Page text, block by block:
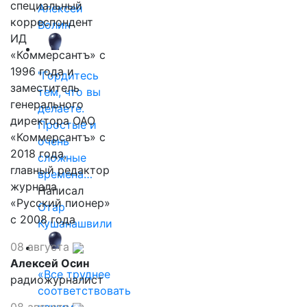
Алексей
Волин
"Гордитесь
тем, что вы
делаете.
Простые и
очень
сложные
времена…
Написал
Отар
Кушанашвили
«Все труднее
соответствовать
специальный
корреспондент
ИД
«Коммерсантъ» с
1996 года и
заместитель
генерального
директора ОАО
«Коммерсантъ» с
2018 года,
главный редактор
журнала
«Русский пионер»
с 2008 года
08 августа
Алексей Осин
радиожурналист